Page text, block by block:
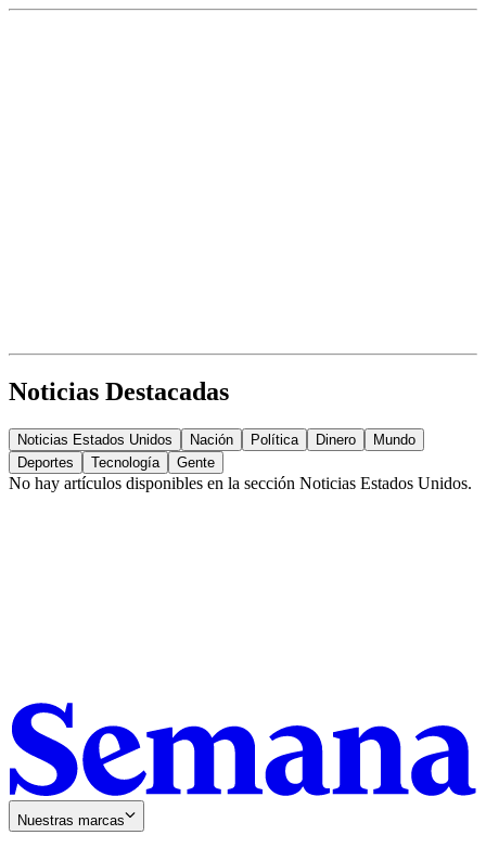
Noticias Destacadas
Noticias Estados Unidos Nación Política Dinero
Mundo
Deportes
Tecnología Gente
No hay artículos disponibles en la sección Noticias Estados Unidos.
Nuestras marcas